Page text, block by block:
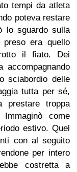
tempi da atleta
poteva restare
lo sguardo sulla
era quello
il fiato. Dei
accompagnando
sciabordio delle
tutta per sé,
troppa
come
estivo. Quel
con al seguito
per intero
costretta a